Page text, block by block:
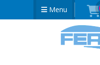
Menu